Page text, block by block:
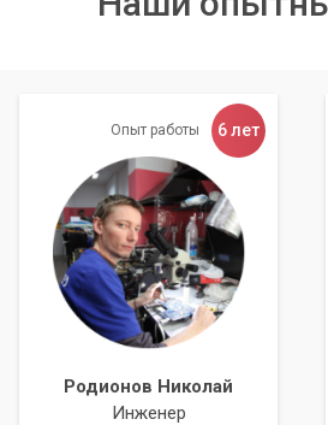
Опыт работы 6 лет
Родионов Николай
Инженер